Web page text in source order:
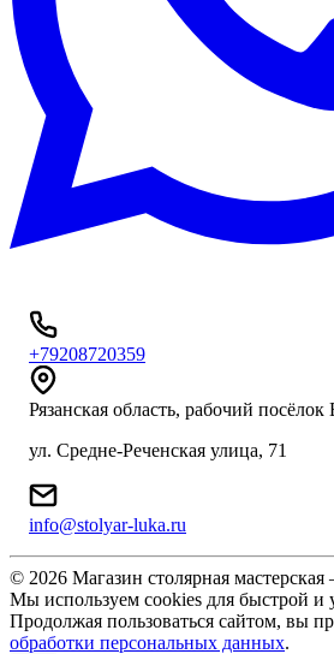
+79208720359
Рязанская область, рабочий посёлок
ул. Средне-Реченская улица, 71
info@stolyar-luka.ru
© 2026 Магазин столярная
Мы используем cookies для быстрой и
Продолжая пользоваться сайтом, вы
обработки персональных данных.